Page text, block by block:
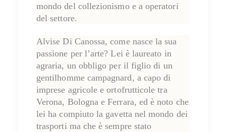
mondo del collezionismo e a operatori
del settore.
Alvise Di Canossa, come nasce la sua
passione per l’arte? Lei è laureato in
agraria, un obbligo per il figlio di un
gentilhomme campagnard, a capo di
imprese agricole e ortofrutticole tra
Verona, Bologna e Ferrara, ed è noto che
lei ha compiuto la gavetta nel mondo dei
trasporti ma che è sempre stato